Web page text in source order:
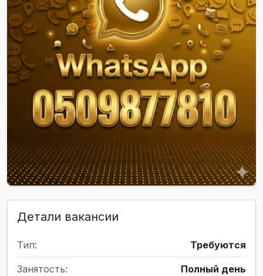
Детали вакансии
Тип: Требуются
Занятость: Полный день